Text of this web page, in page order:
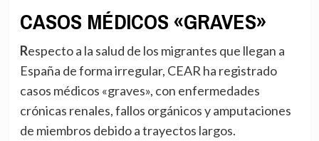
CASOS MÉDICOS «GRAVES»
Respecto a la salud de los migrantes que llegan a
España de forma irregular, CEAR ha registrado
casos médicos «graves», con enfermedades
crónicas renales, fallos orgánicos y amputaciones
de miembros debido a trayectos largos.